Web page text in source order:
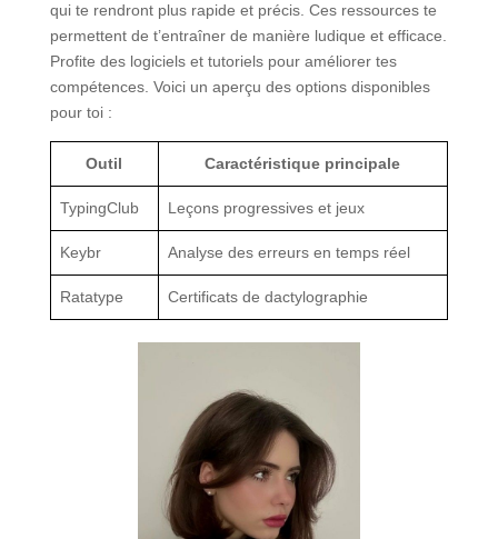
qui te rendront plus rapide et précis. Ces ressources te
permettent de t’entraîner de manière ludique et efficace.
Profite des logiciels et tutoriels pour améliorer tes
compétences. Voici un aperçu des options disponibles
pour toi :
Outil Caractéristique principale
TypingClub Leçons progressives et jeux
Keybr Analyse des erreurs en temps réel
Ratatype Certificats de dactylographie